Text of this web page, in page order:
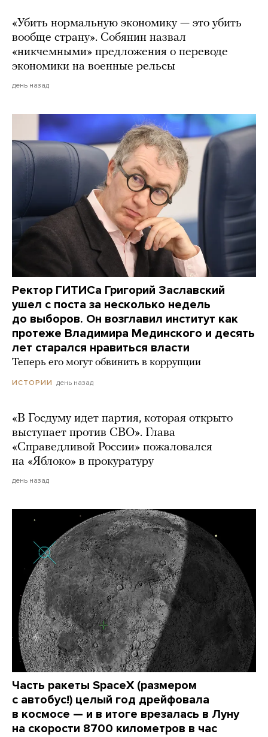
«Убить нормальную экономику — это убить
вообще страну». Собянин назвал
«никчемными» предложения о переводе
экономики на военные рельсы
день назад
Ректор ГИТИСа Григорий Заславский
ушел с поста за несколько недель
до выборов. Он возглавил институт как
протеже Владимира Мединского и десять
лет старался нравиться власти
Теперь его могут обвинить в коррупции
ИСТОРИИ день назад
«В Госдуму идет партия, которая открыто
выступает против СВО». Глава
«Справедливой России» пожаловался
на «Яблоко» в прокуратуру
день назад
Часть ракеты SpaceX (размером
с автобус!) целый год дрейфовала
в космосе — и в итоге врезалась в Луну
на скорости 8700 километров в час